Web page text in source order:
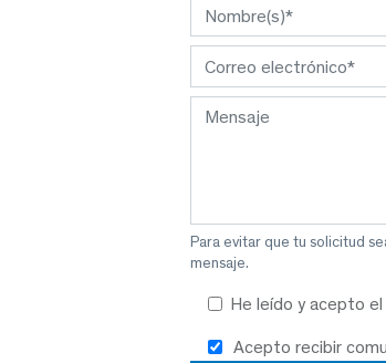
Para evitar que tu solicitud
mensaje.
He leído y acepto el
Acepto recibir